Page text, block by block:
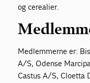
og cerealier.
Medlemmerne er:
A/S, Odense
Castus A/S, Cloetta